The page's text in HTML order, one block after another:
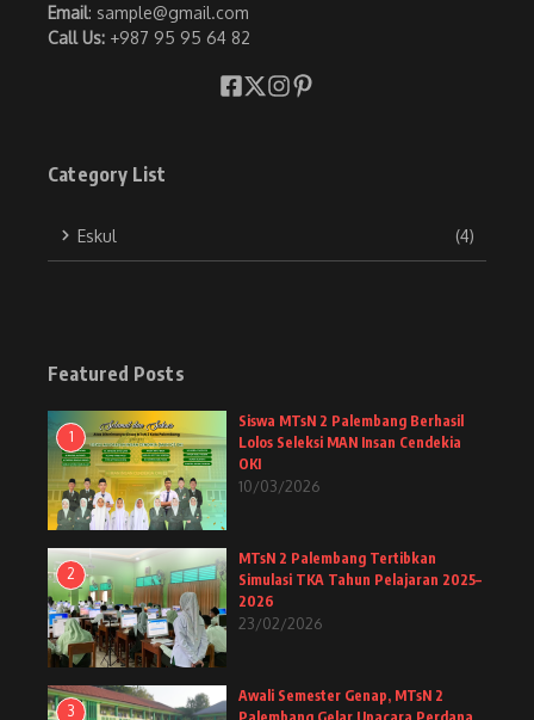
Email: sample@gmail.com
Call Us: +987 95 95 64 82
Category List
Eskul (4)
Featured Posts
1
Siswa MTsN 2 Palembang Berhasil
Lolos Seleksi MAN Insan Cendekia
OKI
10/03/2026
2
MTsN 2 Palembang Tertibkan
Simulasi TKA Tahun Pelajaran 2025–
2026
23/02/2026
3
Awali Semester Genap, MTsN 2